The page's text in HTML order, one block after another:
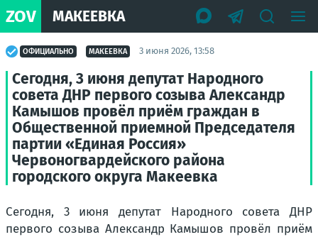
ZOV МАКЕЕВКА
ОФИЦИАЛЬНО МАКЕЕВКА 3 июня 2026, 13:58
Сегодня, 3 июня депутат Народного
совета ДНР первого созыва Александр
Камышов провёл приём граждан в
Общественной приемной Председателя
партии «Единая Россия»
Червоногвардейского района
городского округа Макеевка
Сегодня, 3 июня депутат Народного совета ДНР
первого созыва Александр Камышов провёл приём